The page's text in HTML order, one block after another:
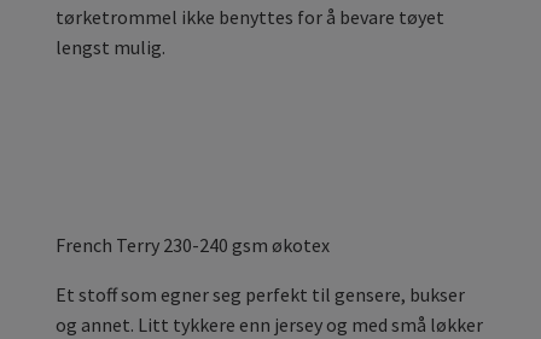
tørketrommel ikke benyttes for å bevare tøyet
lengst mulig.
French Terry 230-240 gsm økotex
Et stoff som egner seg perfekt til gensere, bukser
og annet. Litt tykkere enn jersey og med små løkker